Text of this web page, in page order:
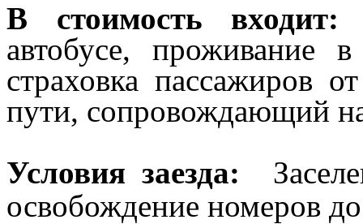
В стоимость входит:
автобусе, проживание
страховка пассажиров
пути, сопровождающий
Условия заезда:
освобождение номеров